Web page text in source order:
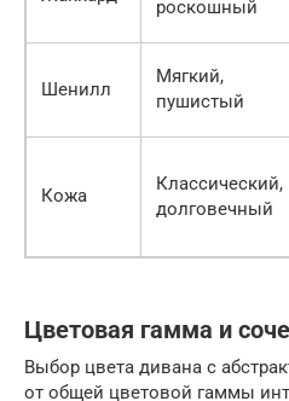
роскошный
Шенилл
Мягкий,
пушистый
Кожа
Классический,
долговечный
Цветовая гамма и
Выбор цвета дивана с
от общей цветовой гаммы